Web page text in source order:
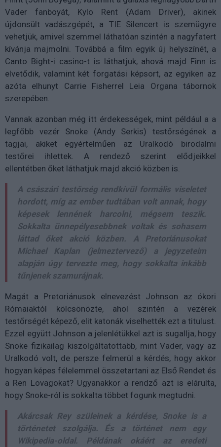
Vader fanboyát, Kylo Rent (Adam Driver), akinek
újdonsült vadászgépét, a TIE Silencert is szemügyre
vehetjük, amivel szemmel láthatóan szintén a nagyfatert
kívánja majmolni. Továbbá a film egyik új helyszínét, a
Canto Bight-i casino-t is láthatjuk, ahová majd Finn is
elvetődik, valamint két forgatási képsort, az egyiken az
azóta elhunyt Carrie Fisherrel Leia Organa tábornok
szerepében.
Vannak azonban még itt érdekességek, mint például a a
legfőbb vezér Snoke (Andy Serkis) testőrségének a
tagjai, akiket egyértelműen az Uralkodó birodalmi
testőrei ihlettek. A rendező szerint elődjeikkel
ellentétben őket láthatjuk majd akció közben is.
A császári testőrség rendkívül formális viseletet
hordott, míg az ember tudtában volt annak, hogy
képesek lennének harcolni, mégsem teszik.
Sokkalta ünnepélyesebbnek voltak és sohasem
láttad őket akció közben. A Pretoriánusokat
Michael Kaplan (jelmeztervező) a jegyzeteim
alapján úgy tervezte meg, hogy sokkalta inkább
tűnjenek szamurájnak.
Magát a Pretoriánusok elnevezést Johnson az ókori
Rómaiaktól kölcsönözte, ahol szintén a vezérek
testőrségét képező, elit katonák viselhették ezt a titulust.
Ezzel együtt Johnson a jelenlétükkel azt is sugallja, hogy
Snoke fizikailag kiszolgáltatottabb, mint Vader, vagy az
Uralkodó volt, de persze felmerül a kérdés, hogy akkor
hogyan képes félelemmel összetartani az Első Rendet és
a Ren Lovagokat? Ugyanakkor a rendző azt is elárulta,
hogy Snoke-ról is sokkalta többet fogunk megtudni.
Akárcsak Rey szüleinek a kérdése, Snoke is a
történetet szolgálja. És a történet nem egy
Wikipedia-oldal. Példának okáért az eredeti